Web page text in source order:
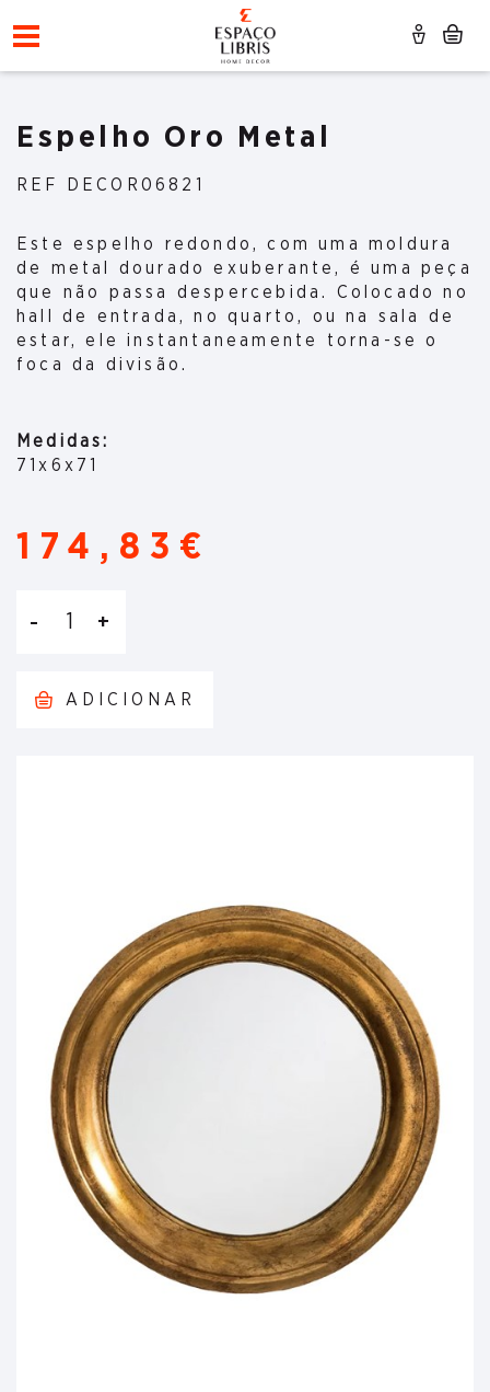
Espelho Oro Metal
REF DECOR06821
Este espelho redondo, com uma moldura
de metal dourado exuberante, é uma peça
que não passa despercebida. Colocado no
hall de entrada, no quarto, ou na sala de
estar, ele instantaneamente torna-se o
foca da divisão.
Medidas:
71x6x71
174,83€
1
ADICIONAR